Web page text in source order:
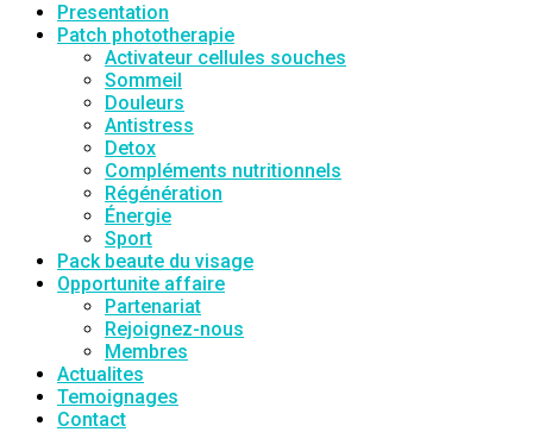
Presentation
Patch phototherapie
Activateur cellules souches
Sommeil
Douleurs
Antistress
Detox
Compléments nutritionnels
Régénération
Énergie
Sport
Pack beaute du visage
Opportunite affaire
Partenariat
Rejoignez-nous
Membres
Actualites
Temoignages
Contact